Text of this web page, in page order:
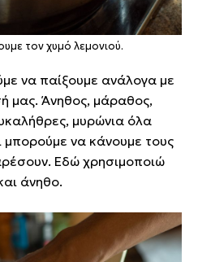
τον χυμό λεμονιού.
να παίξουμε ανάλογα με
μας. Άνηθος, μάραθος,
μυρώνια όλα
μπορούμε να κάνουμε τους
Εδώ χρησιμοποιώ
άνηθο.